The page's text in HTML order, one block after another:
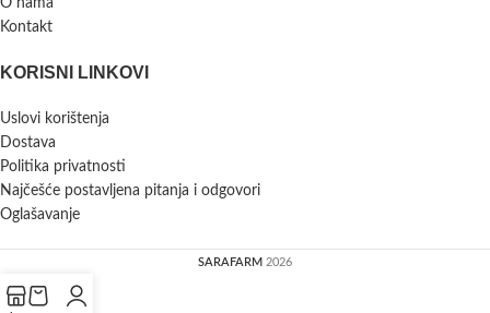
Kontakt
KORISNI LINKOVI
Uslovi korištenja
Dostava
Politika privatnosti
Najčešće postavljena pitanja i odgovori
Oglašavanje
SARAFARM 2026